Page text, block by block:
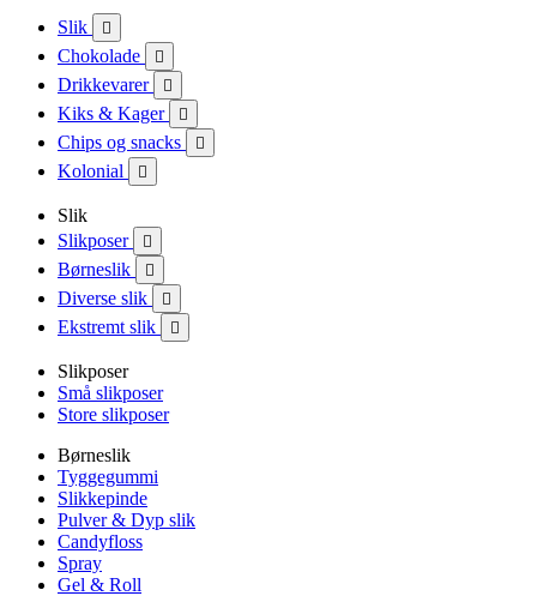
Slik 
Chokolade 
Drikkevarer 
Kiks & Kager 
Chips og snacks 
Kolonial 
Slik
Slikposer

Børneslik 
Diverse slik 
Ekstremt slik 
Slikposer
Små slikposer
Store slikposer
Børneslik
Tyggegummi
Slikkepinde
Pulver & Dyp slik
Candyfloss
Spray
Gel & Roll